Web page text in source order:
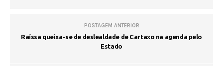
POSTAGEM ANTERIOR
Raíssa queixa-se de deslealdade de Cartaxo na agenda pelo
Estado